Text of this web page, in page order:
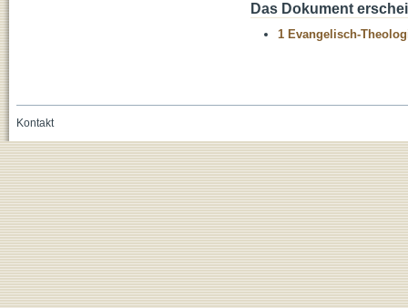
Das Dokument
1 Evangelisch-
Kontakt